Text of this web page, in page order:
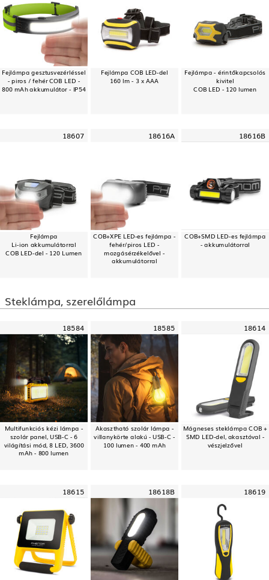
Fejlámpa gesztusvezérléssel
- piros / fehér COB LED -
800 mAh akkumulátor - IP54
Fejlámpa COB LED-del
160 lm - 3 x AAA
Fejlámpa - érintőkapcsolós
kivitel
COB LED - 120 lumen
18607
Fejlámpa
Li-ion akkumulátorral
COB LED-del - 120 Lumen
18616A
COB+XPE LED-es fejlámpa -
fehér/piros LED -
mozgásérzékelővel -
akkumulátorral
18616B
COB+SMD LED-es fejlámpa
- akkumulátorral
Steklámpa, szerelőlámpa
18584
Multifunkciós kézi lámpa -
szolár panel, USB-C - 6
világítási mód, 8 LED, 3600
mAh - 800 lumen
18585
Akasztható szolár lámpa -
villanykörte alakú - USB-C -
100 lumen - 400 mAh
18614
Mágneses steklámpa COB +
SMD LED-del, akasztóval -
vészjelzővel
18615 18618B 18619